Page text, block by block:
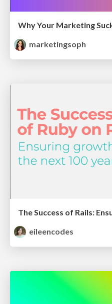
marketingsoph
eileencodes